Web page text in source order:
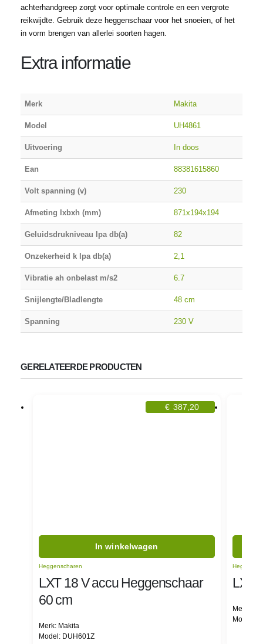
achterhandgreep zorgt voor optimale controle en een vergrote
reikwijdte. Gebruik deze heggenschaar voor het snoeien, of het
in vorm brengen van allerlei soorten hagen.
Extra informatie
Merk Makita
Model UH4861
Uitvoering In doos
Ean 88381615860
Volt spanning (v) 230
Afmeting lxbxh (mm) 871x194x194
Geluidsdrukniveau lpa db(a) 82
Onzekerheid k lpa db(a) 2,1
Vibratie ah onbelast m/s2 6.7
Snijlengte/Bladlengte 48 cm
Spanning 230 V
GERELATEERDE PRODUCTEN
€ 387,20
In winkelwagen
Heggenscharen
LXT 18 V accu Heggenschaar
60 cm
Merk: Makita
Model: DUH601Z
LXT
Merk:
Model: